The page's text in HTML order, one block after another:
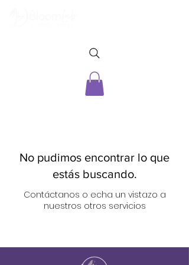
No pudimos encontrar lo que
estás buscando.
Contáctanos o echa un vistazo a
nuestros otros servicios